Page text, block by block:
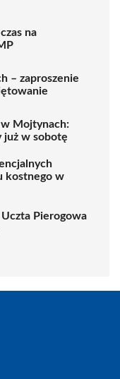
na
– zaproszenie
w Mojtynach:
już w sobotę
kostnego w
Pierogowa